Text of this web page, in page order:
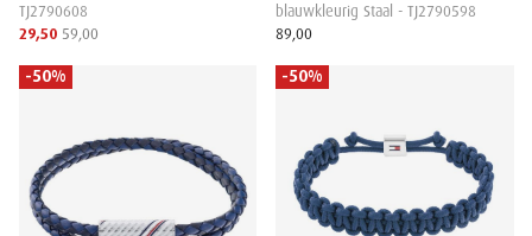
TJ2790608
29,50 59,00
blauwkleurig Staal - TJ2790598
89,00
-50% -50%